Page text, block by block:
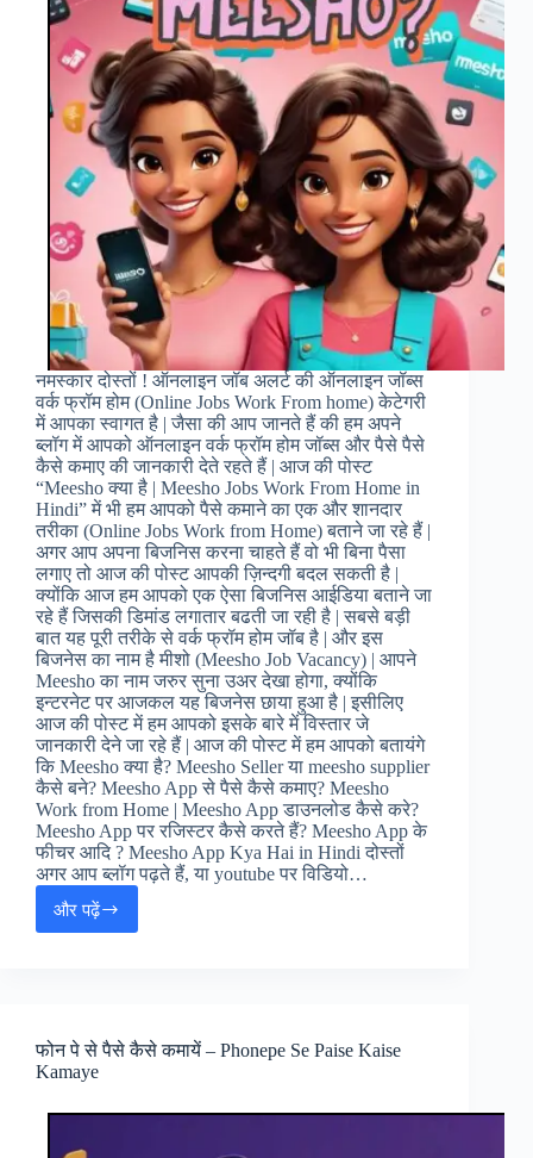
नमस्कार दोस्तों ! ऑनलाइन जॉब अलर्ट की ऑनलाइन जॉब्स
वर्क फ्रॉम होम (Online Jobs Work From home) केटेगरी
में आपका स्वागत है | जैसा की आप जानते हैं की हम अपने
ब्लॉग में आपको ऑनलाइन वर्क फ्रॉम होम जॉब्स और पैसे पैसे
कैसे कमाए की जानकारी देते रहते हैं | आज की पोस्ट
“Meesho क्या है | Meesho Jobs Work From Home in
Hindi” में भी हम आपको पैसे कमाने का एक और शानदार
तरीका (Online Jobs Work from Home) बताने जा रहे हैं |
अगर आप अपना बिजनिस करना चाहते हैं वो भी बिना पैसा
लगाए तो आज की पोस्ट आपकी ज़िन्दगी बदल सकती है |
क्योंकि आज हम आपको एक ऐसा बिजनिस आईडिया बताने जा
रहे हैं जिसकी डिमांड लगातार बढती जा रही है | सबसे बड़ी
बात यह पूरी तरीके से वर्क फ्रॉम होम जॉब है | और इस
बिजनेस का नाम है मीशो (Meesho Job Vacancy) | आपने
Meesho का नाम जरुर सुना उअर देखा होगा, क्योंकि
इन्टरनेट पर आजकल यह बिजनेस छाया हुआ है | इसीलिए
आज की पोस्ट में हम आपको इसके बारे में विस्तार जे
जानकारी देने जा रहे हैं | आज की पोस्ट में हम आपको बतायंगे
कि Meesho क्या है? Meesho Seller या meesho supplier
कैसे बने? Meesho App से पैसे कैसे कमाए? Meesho
Work from Home | Meesho App डाउनलोड कैसे करे?
Meesho App पर रजिस्टर कैसे करते हैं? Meesho App के
फीचर आदि ? Meesho App Kya Hai in Hindi दोस्तों
अगर आप ब्लॉग पढ़ते हैं, या youtube पर विडियो…
और पढ़ेंMeesho
Home
से
का
तरीका!
फोन पे से पैसे कैसे कमायें – Phonepe Se Paise Kaise
Kamaye